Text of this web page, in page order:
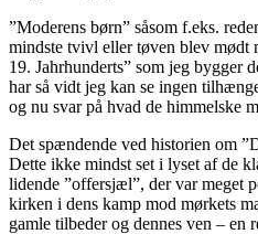
”Moderens børn” såsom f.eks.
mindste tvivl eller tøven blev mødt
19. Jahrhunderts” som jeg bygger
har så vidt jeg kan se ingen
og nu svar på hvad de himmelske
Det spændende ved historien om
Dette ikke mindst set i lyset af de
lidende ”offersjæl”, der var meget
kirken i dens kamp mod mørkets
gamle tilbeder og dennes ven –